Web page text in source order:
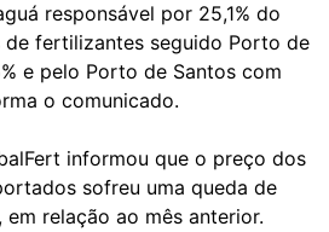
responsável por 25,1% do
fertilizantes seguido Porto de
e pelo Porto de Santos com
o comunicado.
informou que o preço dos
sofreu uma queda de
em relação ao mês anterior.